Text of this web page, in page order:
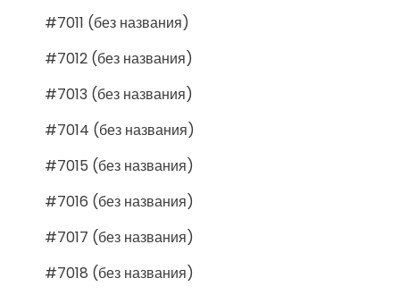
#7011 (без названия)
#7012 (без названия)
#7013 (без названия)
#7014 (без названия)
#7015 (без названия)
#7016 (без названия)
#7017 (без названия)
#7018 (без названия)